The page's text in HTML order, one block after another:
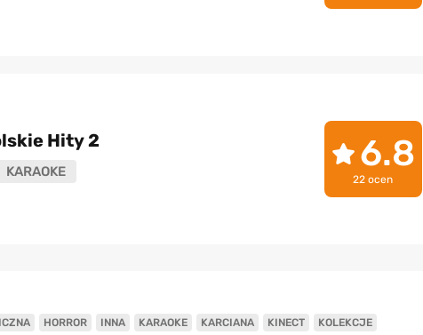
Hity 2
KARAOKE 6.8
22 ocen
HORROR INNA KARAOKE KARCIANA KINECT KOLEKCJE